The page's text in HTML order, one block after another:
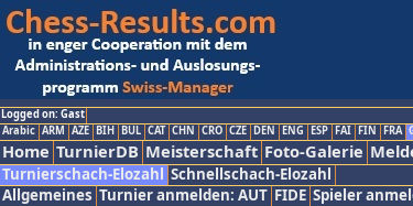
Logged on: Gast
Arabic ARM AZE BIH BUL CAT CHN CRO CZE DEN ENG ESP FAI FIN FRA
Home TurnierDB Meisterschaft Foto-Galerie
Turnierschach-Elozahl Schnellschach-Elozahl
Allgemeines Turnier anmelden: AUT FIDE Spieler